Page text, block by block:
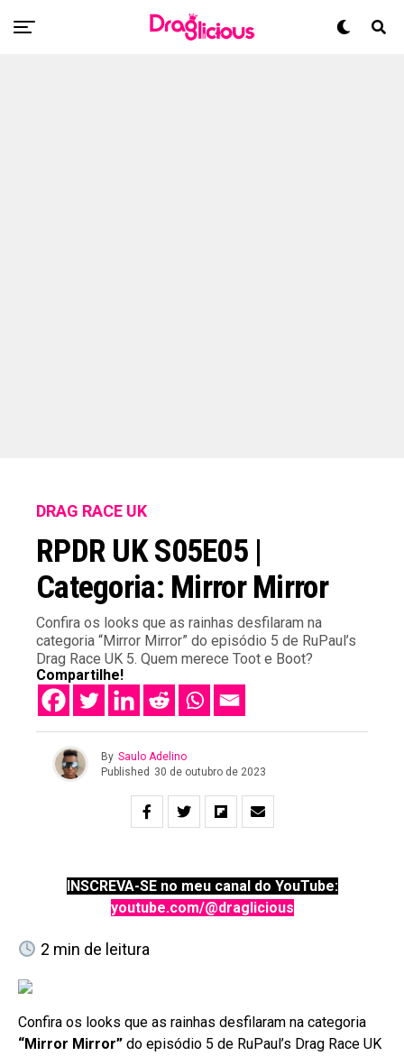
DRAG RACE UK
RPDR UK S05E05 |
Categoria: Mirror Mirror
Confira os looks que as rainhas desfilaram na
categoria “Mirror Mirror” do episódio 5 de RuPaul’s
Drag Race UK 5. Quem merece Toot e Boot?
Compartilhe!
By Saulo Adelino
Published 30 de outubro de 2023
INSCREVA-SE no meu canal do YouTube:
youtube.com/@draglicious
2 min de leitura
Confira os looks que as rainhas desfilaram na categoria
“Mirror Mirror” do episódio 5 de RuPaul’s Drag Race UK